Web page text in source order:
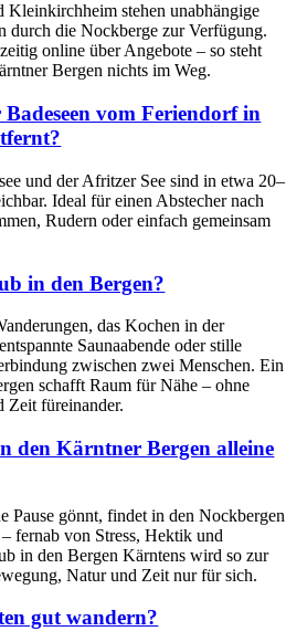
Kleinkirchheim stehen unabhängige
durch die Nockberge zur Verfügung.
online über Angebote – so steht
Bergen nichts im Weg.
vom Feriendorf in
und der Afritzer See sind in etwa 20–
Ideal für einen Abstecher nach
Rudern oder einfach gemeinsam
in den Bergen?
das Kochen in der
Saunaabende oder stille
zwischen zwei Menschen. Ein
schafft Raum für Nähe – ohne
Zeit füreinander.
den Kärntner Bergen alleine
Pause gönnt, findet in den Nockbergen
fernab von Stress, Hektik und
in den Bergen Kärntens wird so zur
Natur und Zeit nur für sich.
gut wandern?